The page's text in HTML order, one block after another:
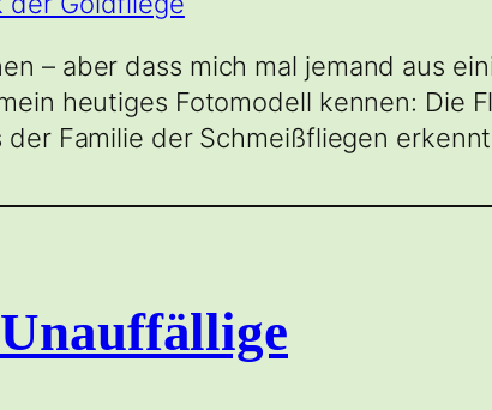
– aber dass mich mal jemand aus
heutiges Fotomodell kennen: Die
Familie der Schmeißfliegen